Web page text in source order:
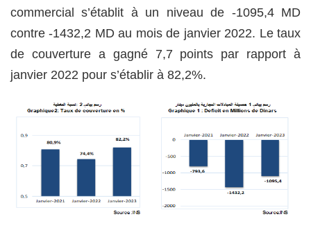
commercial s’établit à un niveau de -1095,4 MD
contre -1432,2 MD au mois de janvier 2022. Le taux
de couverture a gagné 7,7 points par rapport à
janvier 2022 pour s’établir à 82,2%.